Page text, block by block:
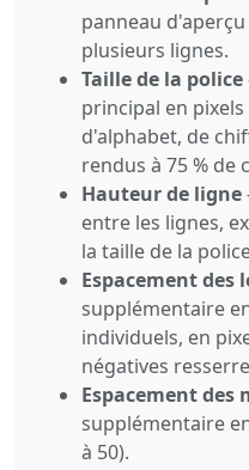
panneau
plusieurs lignes.
Taille de la police
principal en pixels
d'alphabet, de
rendus à 75 % de
Hauteur de ligne
entre les lignes,
la taille de la
Espacement des
supplémentaire
individuels, en
négatives
Espacement des
supplémentaire
à 50).